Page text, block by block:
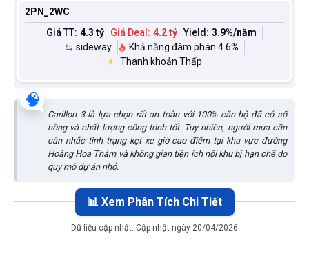
2PN_2WC
Giá TT: 4.3 tỷ Giá Deal: 4.2 tỷ Yield: 3.9%/năm
sideway
Khả năng đàm phán 4.6%
Thanh khoản Thấp
🧠
Carillon 3 là lựa chọn rất an toàn với 100% căn hộ đã có sổ
hồng và chất lượng công trình tốt. Tuy nhiên, người mua cần
cân nhắc tình trạng kẹt xe giờ cao điểm tại khu vực đường
Hoàng Hoa Thám và không gian tiện ích nội khu bị hạn chế do
quy mô dự án nhỏ.
📊 Xem Phân Tích Chi Tiết
Dữ liệu cập nhật: Cập nhật ngày 20/04/2026